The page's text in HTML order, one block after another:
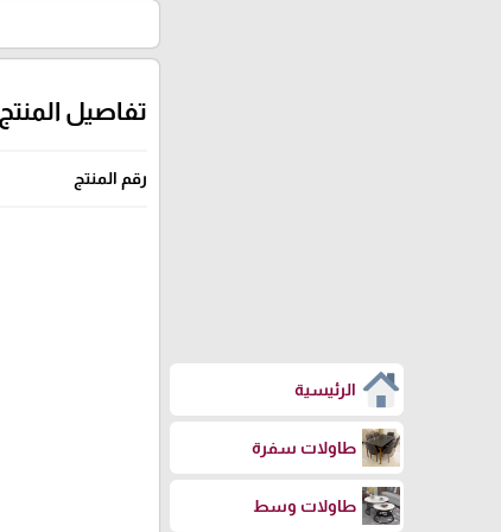
الرئيسية
طاولات سفرة
طاولات وسط
تفاصيل المنتج
رقم المنتج